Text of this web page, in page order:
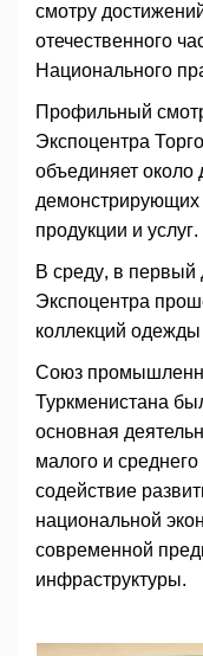
смотру
отечественного
Национального
Профильный
Экспоцентра
объединяет около
демонстрирующих
продукции и услуг.
В среду, в первый
Экспоцентра
коллекций
Союз
Туркменистана
основная
малого и
содействие
национальной
современной
инфраструктуры.